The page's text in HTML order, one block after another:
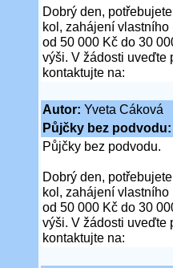
Dobrý den,
kol, zahájení
od 50 000 Kč do 30
výši. V žádosti uveďte
kontaktujte na:
Autor: Yveta Cáková
Půjčky bez podvodu:
Půjčky bez podvodu.
Dobrý den,
kol, zahájení
od 50 000 Kč do 30
výši. V žádosti uveďte
kontaktujte na: